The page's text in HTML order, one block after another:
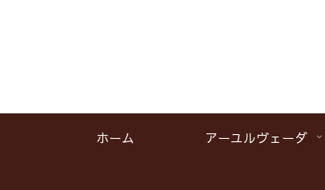
ホーム アーユルヴェーダ